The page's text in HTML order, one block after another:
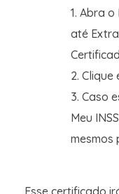
Abra o
até
Clique
Caso
Meu
mesmos